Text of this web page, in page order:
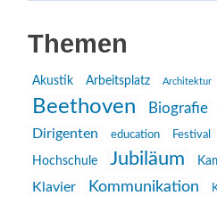
Themen
Akustik Arbeitsplatz Architektur
Beethoven Biografie
Dirigenten education Festival
Hochschule Jubiläum
Klavier
Kommunikation